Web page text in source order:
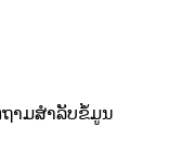
າມສໍາລັບຂໍ້ມູນ